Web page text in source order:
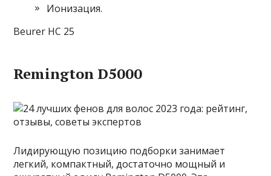
Ионизация.
Beurer HC 25
Remington D5000
Лидирующую позицию подборки занимает
легкий, компактный, достаточно мощный и